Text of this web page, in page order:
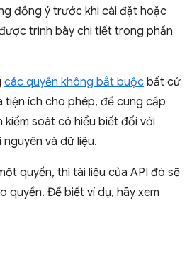
đồng ý trước khi cài đặt hoặc
trình bày chi tiết trong phần
các quyền không bắt buộc bất cứ
tiện ích cho phép, để cung cấp
soát có hiểu biết đối với
và dữ liệu.
quyền, thì tài liệu của API đó sẽ
quyền. Để biết ví dụ, hãy xem